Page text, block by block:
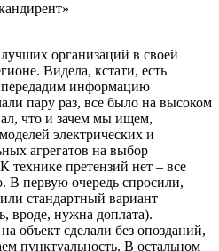
организаций в своей
Видела, кстати, есть
информацию
пару раз, все было на высоком
что и зачем мы ищем,
электрических и
агрегатов на выбор
технике претензий нет – все
В первую очередь спросили,
стандартный вариант
вроде, нужна доплата).
объект сделали без опозданий,
пунктуальность. В остальном